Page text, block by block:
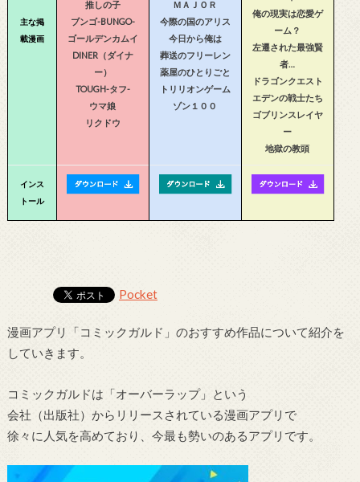
主な掲
載漫画
推しの子
ブンゴ-BUNGO-
ゴールデンカムイ
DINER（ダイナ
ー）
TOUGH-タフ-
ウマ娘
リクドウ
ＭＡＪＯＲ
今際の国のアリス
今日から俺は
葬送のフリーレン
薬屋のひとりごと
トリリオンゲーム
ゾン１００
俺の現実は恋愛ゲ
ーム？
左遷された最強賢
者…
ドラゴンクエスト
エデンの戦士たち
ゴブリンスレイヤ
ー
地獄の教頭
インス
トール
Pocket
漫画アプリ「コミックガルド」のおすすめ作品について紹介を
していきます。
コミックガルドは「オーバーラップ」という
会社（出版社）からリリースされている漫画アプリで
徐々に人気を高めており、今最も勢いのあるアプリです。